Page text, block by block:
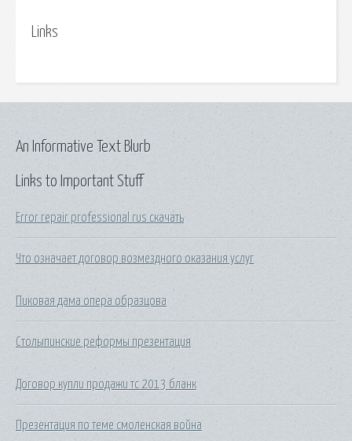
Links
Links to Important Stuff
Error repair professional rus скачать
Что означает договор возмездного оказания услуг
Пиковая дама опера образцова
Столыпинские реформы презентация
Договор купли продажи тс 2013 бланк
Презентация по теме смоленская война
An Informative Text Blurb